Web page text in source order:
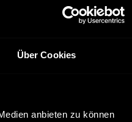
Über Cookies
anbieten zu können